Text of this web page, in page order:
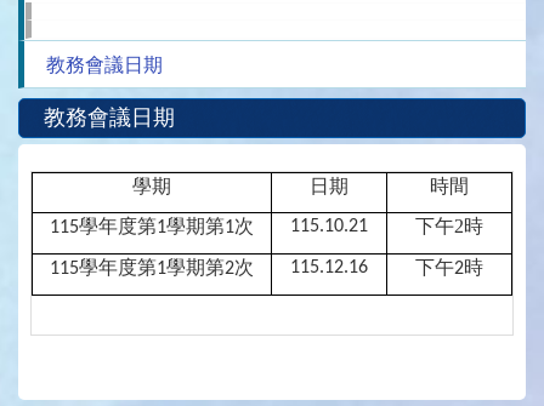
教務會議日期
教務會議日期
學期 日期 時間
115學年度第1學期第1次 115.10.21 下午2時
115學年度第1學期第2次 115.12.16 下午2時